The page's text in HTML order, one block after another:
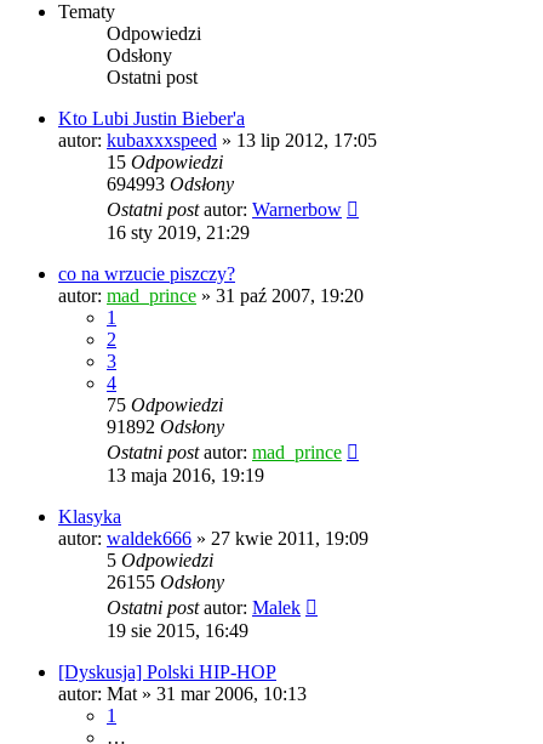
Tematy
Odpowiedzi
Odsłony
Ostatni post
Kto Lubi Justin Bieber'a
autor: kubaxxxspeed » 13 lip 2012, 17:05
15 Odpowiedzi
694993 Odsłony
Ostatni postautor: Warnerbow
16 sty 2019, 21:29
co na wrzucie piszczy?
autor: mad_prince » 31 paź 2007, 19:20
1
2
3
4
75 Odpowiedzi
91892 Odsłony
Ostatni postautor: mad_prince
13 maja 2016, 19:19
Klasyka
autor: waldek666 » 27 kwie 2011, 19:09
5 Odpowiedzi
26155 Odsłony
Ostatni postautor: Malek
19 sie 2015, 16:49
[Dyskusja] Polski HIP-HOP
autor: Mat » 31 mar 2006, 10:13
1
…